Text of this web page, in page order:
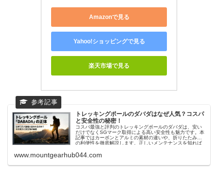
Amazonで見る
Yahoo!ショッピングで見る
楽天市場で見る
トレッキングポールのダバダはなぜ人気？コスパ
と安全性の秘密！
コスパ最強と評判のトレッキングポールのダバダは、安い
だけでなくSGマーク取得による高い安全性も魅力です。本
記事ではカーボンとアルミの素材の違いや、折りたたみ式
の利便性を徹底解説します。正しいメンテナンスを知れば
者も必見の内容です。
www.mountgearhub044.com